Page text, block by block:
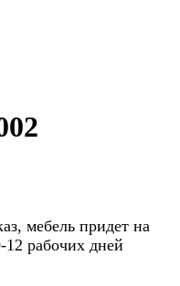
мебель придет на
12 рабочих дней